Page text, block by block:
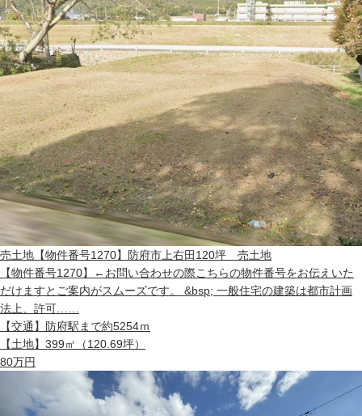
売土地 【物件番号1270】防府市上右田120坪 売土地
【物件番号1270】←お問い合わせの際こちらの物件番号をお伝えいた
だけますとご案内がスムーズです。 &bsp; 一般住宅の建築は都市計画
法上、許可……
【交通】 防府駅まで約5254ｍ
【土地】 399㎡（120.69坪）
80万円